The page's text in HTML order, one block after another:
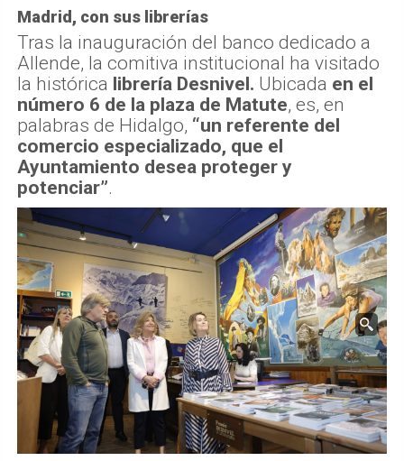
Madrid, con sus librerías
Tras la inauguración del banco dedicado a
Allende, la comitiva institucional ha visitado
la histórica librería Desnivel. Ubicada en el
número 6 de la plaza de Matute, es, en
palabras de Hidalgo, “un referente del
comercio especializado, que el
Ayuntamiento desea proteger y
potenciar”.